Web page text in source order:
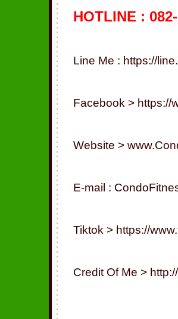
HOTLINE :
Line Me : https://
Facebook > https://
Website >
E-mail :
Tiktok > https://
Credit Of Me >